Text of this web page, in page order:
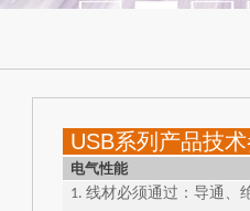
USB系列产品技
电气性能
1. 线材必须通过：导通、